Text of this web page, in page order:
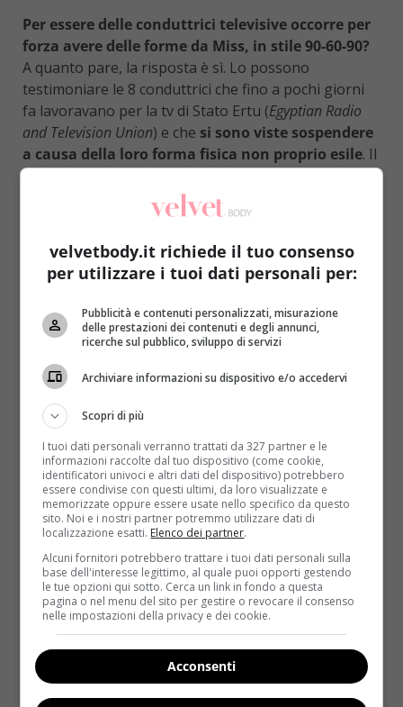
Per essere delle conduttrici televisive occorre per
forza avere delle forme da Miss, in stile 90-60-90?
A quanto pare, la risposta è sì. Lo possono
testimoniare le 8 conduttrici che fino a pochi giorni
fa lavoravano per la tv di Stato Ertu (Egyptian Radio
and Television Union) e che si sono viste sospendere
a causa della loro forma fisica non proprio esile. Il
provvedimento è stato chiaro e inclemente:“Sono
potranno tornare al lavoro solo quando
, anche se nel frattempo saranno
ugualmente retribuite”
.Almeno sullo stipendio,
quindi, potranno ancora contare: uno stimolo in
più per buttare giù i chili di troppo o solo un modo
per non inimicarsi ulteriormente sindacati e
associazioni di settore?
Tra le 8 conduttrici prese di mira dalla decisione –
resa nota con estremo tempismo dalla BBC – c’è
Khadija Khattab (nella foto in alto, è la donna
bionda in basso a destra)
gioviale, la professionista sa di non essere una taglia
38 ma al tempo stesso non crede che il suo look
debba ostacolare il regolare servizio in tv. Al
contrario,la sua proposta è stata quella di
chiedere al pubblico se effettivamente la
reputano troppo grassa per svolgere tale
professione.
velvetbody.it richiede il tuo consenso
per utilizzare i tuoi dati personali per:
Pubblicità e contenuti personalizzati, misurazione
delle prestazioni dei contenuti e degli annunci,
ricerche sul pubblico, sviluppo di servizi
Archiviare informazioni su dispositivo e/o accedervi
Scopri di più
I tuoi dati personali verranno trattati da 327 partner e le
informazioni raccolte dal tuo dispositivo (come cookie,
identificatori univoci e altri dati del dispositivo) potrebbero
essere condivise con questi ultimi, da loro visualizzate e
memorizzate oppure essere usate nello specifico da questo
sito. Noi e i nostri partner potremmo utilizzare dati di
localizzazione esatti. Elenco dei partner.
Alcuni fornitori potrebbero trattare i tuoi dati personali sulla
base dell'interesse legittimo, al quale puoi opporti gestendo
le tue opzioni qui sotto. Cerca un link in fondo a questa
pagina o nel menu del sito per gestire o revocare il consenso
nelle impostazioni della privacy e dei cookie.
Acconsenti